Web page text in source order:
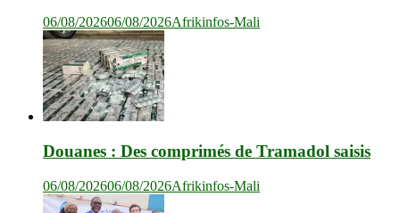
06/08/202606/08/2026Afrikinfos-Mali
Douanes : Des comprimés de Tramadol saisis
06/08/202606/08/2026Afrikinfos-Mali